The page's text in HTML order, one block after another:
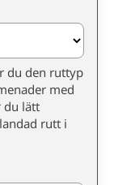
du den ruttyp
med
du lätt
rutt i